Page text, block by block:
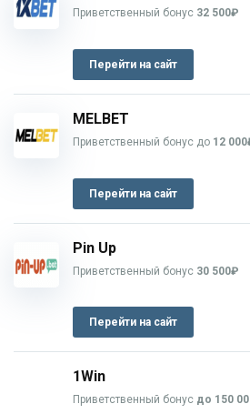
Приветственный бонус 32 500₽
Перейти на сайт
MELBET
Приветственный бонус до 12
Перейти на сайт
Pin Up
Приветственный бонус 30 500₽
Перейти на сайт
1Win
Приветственный бонус до 150